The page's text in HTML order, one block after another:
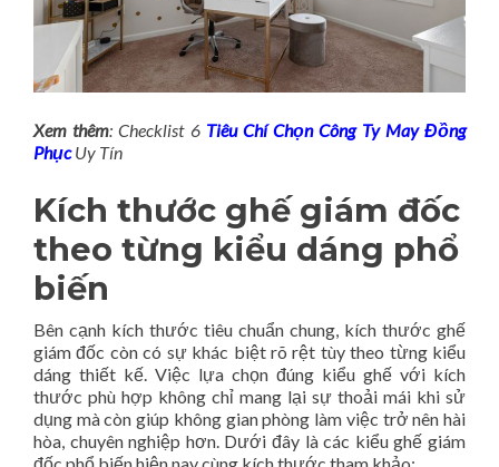
Xem thêm: Checklist 6 Tiêu Chí Chọn Công Ty May Đồng
PhụcUy Tín
Kích thước ghế giám đốc
theo từng kiểu dáng phổ
biến
Bên cạnh kích thước tiêu chuẩn chung, kích thước ghế
giám đốc còn có sự khác biệt rõ rệt tùy theo từng kiểu
dáng thiết kế. Việc lựa chọn đúng kiểu ghế với kích
thước phù hợp không chỉ mang lại sự thoải mái khi sử
dụng mà còn giúp không gian phòng làm việc trở nên hài
hòa, chuyên nghiệp hơn. Dưới đây là các kiểu ghế giám